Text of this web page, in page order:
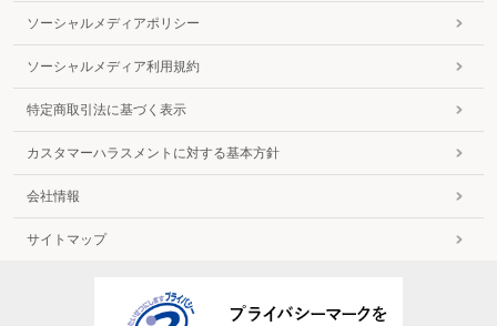
ソーシャルメディアポリシー
ソーシャルメディア利用規約
特定商取引法に基づく表示
カスタマーハラスメントに対する基本方針
会社情報
サイトマップ